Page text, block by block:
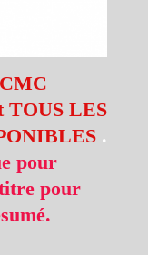
TOUS LES
.
pour
pour